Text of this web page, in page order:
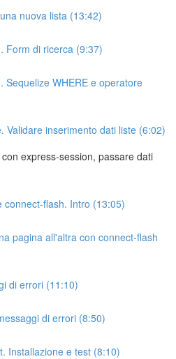
nuova lista (13:42)
Form di ricerca (9:37)
Sequelize WHERE e operatore
Validare inserimento dati liste (6:02)
express-session, passare dati
connect-flash. Intro (13:05)
pagina all'altra con connect-flash
di errori (11:10)
di errori (8:50)
Installazione e test (8:10)